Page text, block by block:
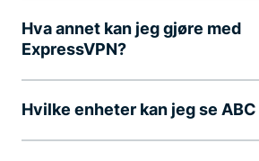
Hva annet kan jeg gjøre med
ExpressVPN?
Hvilke enheter kan jeg se ABC